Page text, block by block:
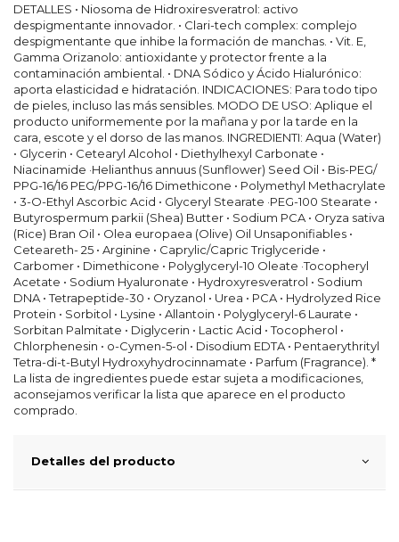
DETALLES • Niosoma de Hidroxiresveratrol: activo
despigmentante innovador. • Clari-tech complex: complejo
despigmentante que inhibe la formación de manchas. • Vit. E,
Gamma Orizanolo: antioxidante y protector frente a la
contaminación ambiental. • DNA Sódico y Ácido Hialurónico:
aporta elasticidad e hidratación. INDICACIONES: Para todo tipo
de pieles, incluso las más sensibles. MODO DE USO: Aplique el
producto uniformemente por la mañana y por la tarde en la
cara, escote y el dorso de las manos. INGREDIENTI: Aqua (Water)
• Glycerin • Cetearyl Alcohol • Diethylhexyl Carbonate •
Niacinamide ·Helianthus annuus (Sunflower) Seed Oil • Bis-PEG/
PPG-16/16 PEG/PPG-16/16 Dimethicone • Polymethyl Methacrylate
• 3-O-Ethyl Ascorbic Acid • Glyceryl Stearate ·PEG-100 Stearate •
Butyrospermum parkii (Shea) Butter • Sodium PCA • Oryza sativa
(Rice) Bran Oil • Olea europaea (Olive) Oil Unsaponifiables •
Ceteareth- 25 • Arginine • Caprylic/Capric Triglyceride •
Carbomer • Dimethicone • Polyglyceryl-10 Oleate ·Tocopheryl
Acetate • Sodium Hyaluronate • Hydroxyresveratrol • Sodium
DNA • Tetrapeptide-30 • Oryzanol • Urea • PCA • Hydrolyzed Rice
Protein • Sorbitol • Lysine • Allantoin • Polyglyceryl-6 Laurate •
Sorbitan Palmitate • Diglycerin • Lactic Acid • Tocopherol •
Chlorphenesin • o-Cymen-5-ol • Disodium EDTA • Pentaerythrityl
Tetra-di-t-Butyl Hydroxyhydrocinnamate • Parfum (Fragrance). *
La lista de ingredientes puede estar sujeta a modificaciones,
aconsejamos verificar la lista que aparece en el producto
comprado.
Detalles del producto